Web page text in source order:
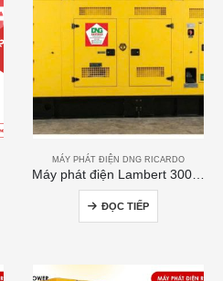
MÁY PHÁT ĐIỆN DNG RICARDO
ĐỌC TIẾP